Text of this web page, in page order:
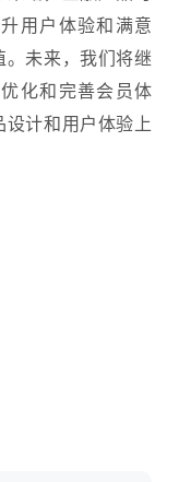
用户体验和满意
未来，我们将继
化和完善会员体
设计和用户体验上